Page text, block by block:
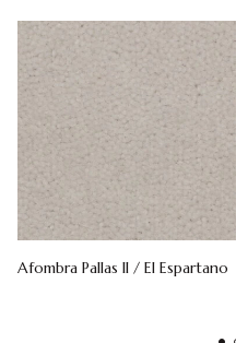
Afombra Pallas II / El Espartano